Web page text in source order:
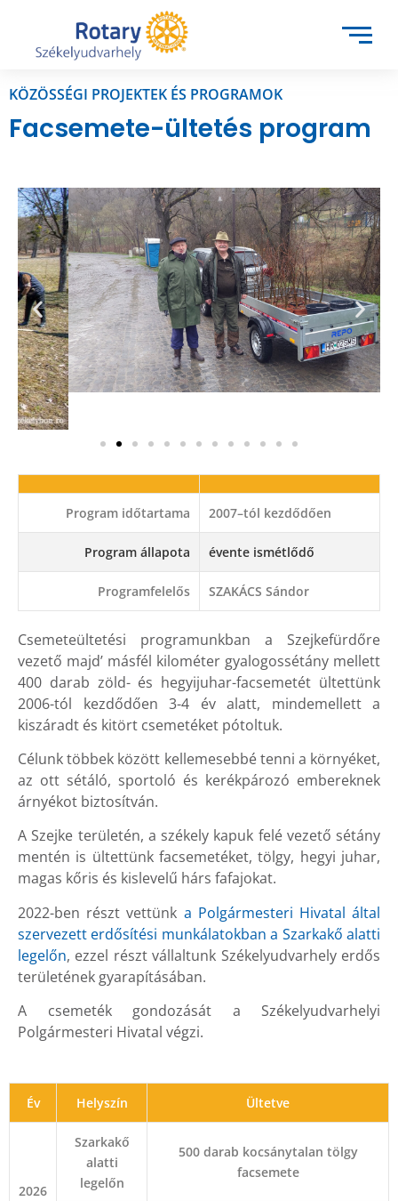
KÖZÖSSÉGI PROJEKTEK ÉS PROGRAMOK
Facsemete-ültetés program
Program időtartama 2007–tól kezdődően
Program állapota évente ismétlődő
Programfelelős SZAKÁCS Sándor
Csemeteültetési programunkban a Szejkefürdőre
vezető majd’ másfél kilométer gyalogossétány mellett
400 darab zöld- és hegyijuhar-facsemetét ültettünk
2006-tól kezdődően 3-4 év alatt, mindemellett a
kiszáradt és kitört csemetéket pótoltuk.
Célunk többek között kellemesebbé tenni a környéket,
az ott sétáló, sportoló és kerékpározó embereknek
árnyékot biztosítván.
A Szejke területén, a székely kapuk felé vezető sétány
mentén is ültettünk facsemetéket, tölgy, hegyi juhar,
magas kőris és kislevelű hárs fafajokat.
2022-ben részt vettünk a Polgármesteri Hivatal által
szervezett erdősítési munkálatokban a Szarkakő alatti
legelőn, ezzel részt vállaltunk Székelyudvarhely erdős
területének gyarapításában.
A csemeték gondozását a Székelyudvarhelyi
Polgármesteri Hivatal végzi.
Év Helyszín Ültetve
2026
Szarkakő
alatti
legelőn
500 darab kocsánytalan tölgy
facsemete